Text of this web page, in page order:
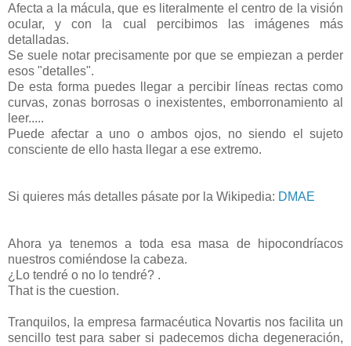
Afecta a la mácula, que es literalmente el centro de la visión
ocular, y con la cual percibimos las imágenes más
detalladas.
Se suele notar precisamente por que se empiezan a perder
esos "detalles".
De esta forma puedes llegar a percibir líneas rectas como
curvas, zonas borrosas o inexistentes, emborronamiento al
leer.....
Puede afectar a uno o ambos ojos, no siendo el sujeto
consciente de ello hasta llegar a ese extremo.
Si quieres más detalles pásate por la Wikipedia: DMAE
Ahora ya tenemos a toda esa masa de hipocondríacos
nuestros comiéndose la cabeza.
¿Lo tendré o no lo tendré? .
That is the cuestion.
Tranquilos, la empresa farmacéutica Novartis nos facilita un
sencillo test para saber si padecemos dicha degeneración,